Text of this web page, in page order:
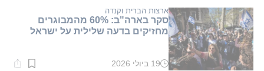
דקות.
ארצות הברית וקנדה
סקר בארה"ב: 60% מהמבוגרים
מחזיקים בדעה שלילית על ישראל
זמן19 ביולי 2026